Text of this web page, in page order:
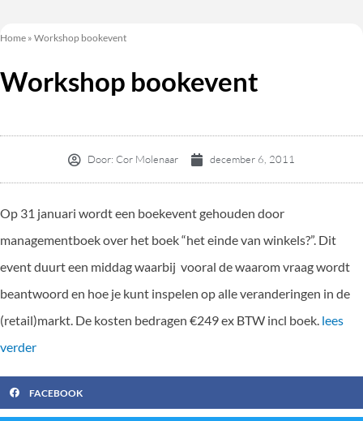
Home » Workshop bookevent
Workshop bookevent
Door: Cor Molenaar december 6, 2011
Op 31 januari wordt een boekevent gehouden door
managementboek over het boek “het einde van winkels?”. Dit
event duurt een middag waarbij vooral de waarom vraag wordt
beantwoord en hoe je kunt inspelen op alle veranderingen in de
(retail)markt. De kosten bedragen €249 ex BTW incl boek. lees
verder
FACEBOOK